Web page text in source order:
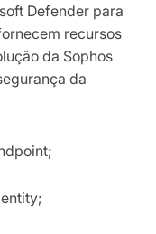
Defender para
recursos
da Sophos
da